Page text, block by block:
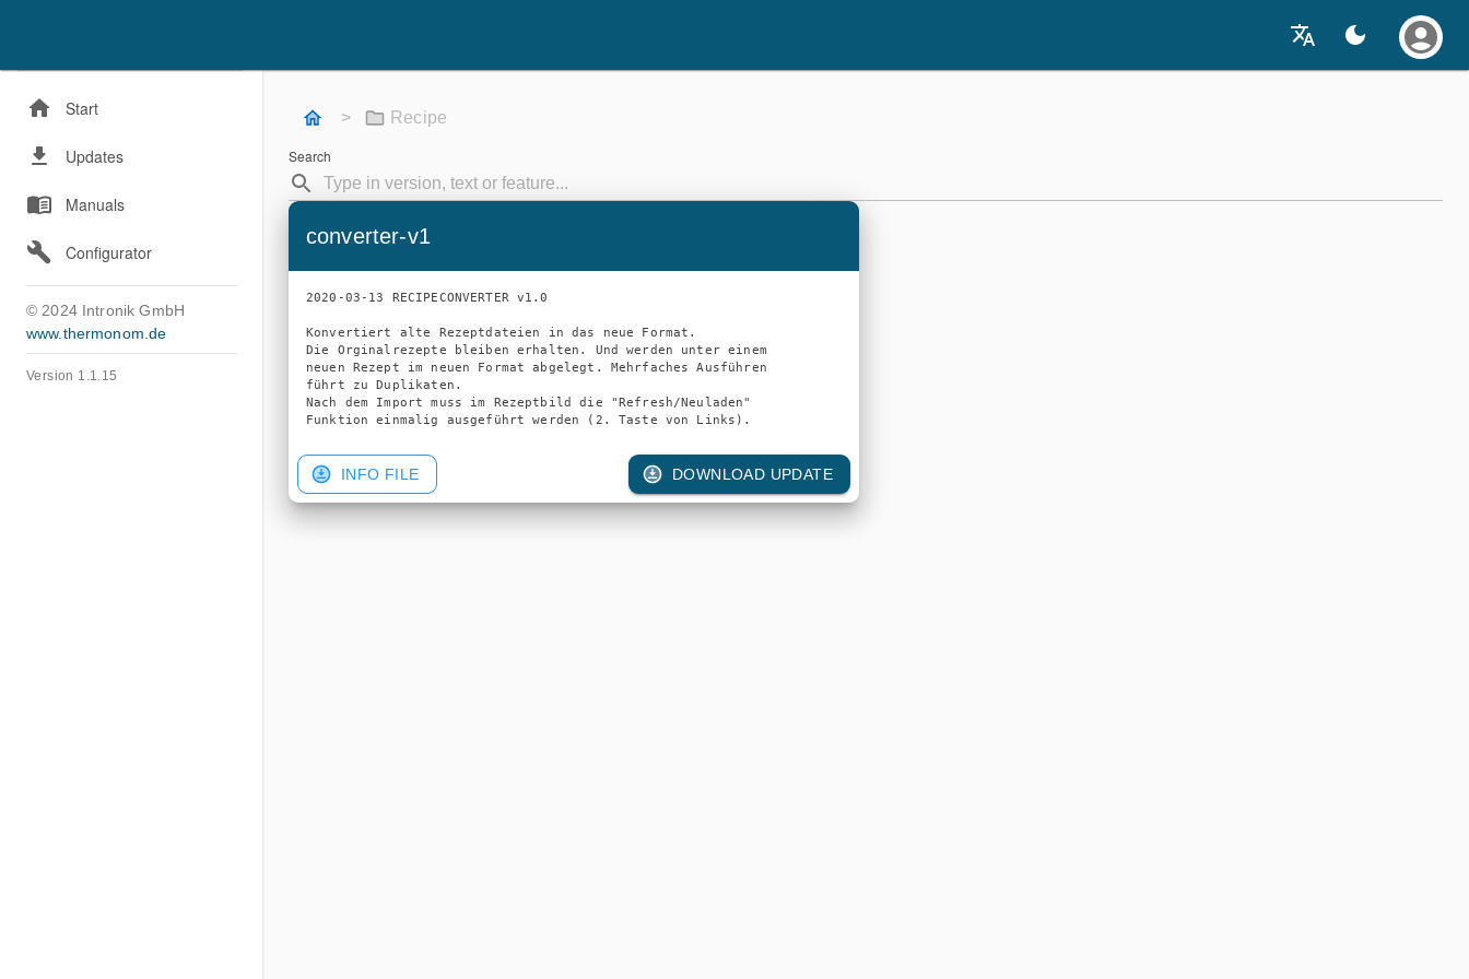
Start
Updates
Manuals
Configurator
© 2024 Intronik GmbH
www.thermonom.de
Version 1.1.15
> Recipe
Search
converter-v1
2020-03-13 RECIPECONVERTER v1.0
Konvertiert alte Rezeptdateien in das neue Format.
Die Orginalrezepte bleiben erhalten. Und werden unter einem
neuen Rezept im neuen Format abgelegt. Mehrfaches Ausführen
führt zu Duplikaten.
Nach dem Import muss im Rezeptbild die "Refresh/Neuladen"
INFO FILE DOWNLOAD UPDATE